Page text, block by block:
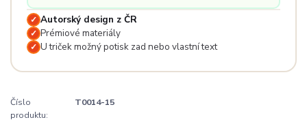
✓ Autorský design z ČR
✓ Prémiové materiály
✓ U triček možný potisk zad nebo vlastní text
Číslo
produktu:
T0014-15